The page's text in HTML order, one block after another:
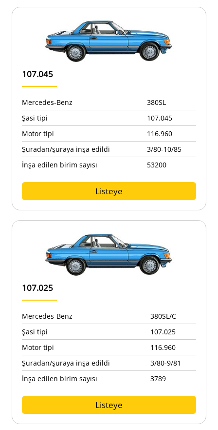
107.045
Mercedes-Benz
380SL
Şasi tipi
107.045
Motor tipi
116.960
Şuradan/şuraya inşa edildi
3/80-10/85
İnşa edilen birim sayısı
53200
Listeye
107.025
Mercedes-Benz
380SL/C
Şasi tipi
107.025
Motor tipi
116.960
Şuradan/şuraya inşa edildi
3/80-9/81
İnşa edilen birim sayısı
3789
Listeye